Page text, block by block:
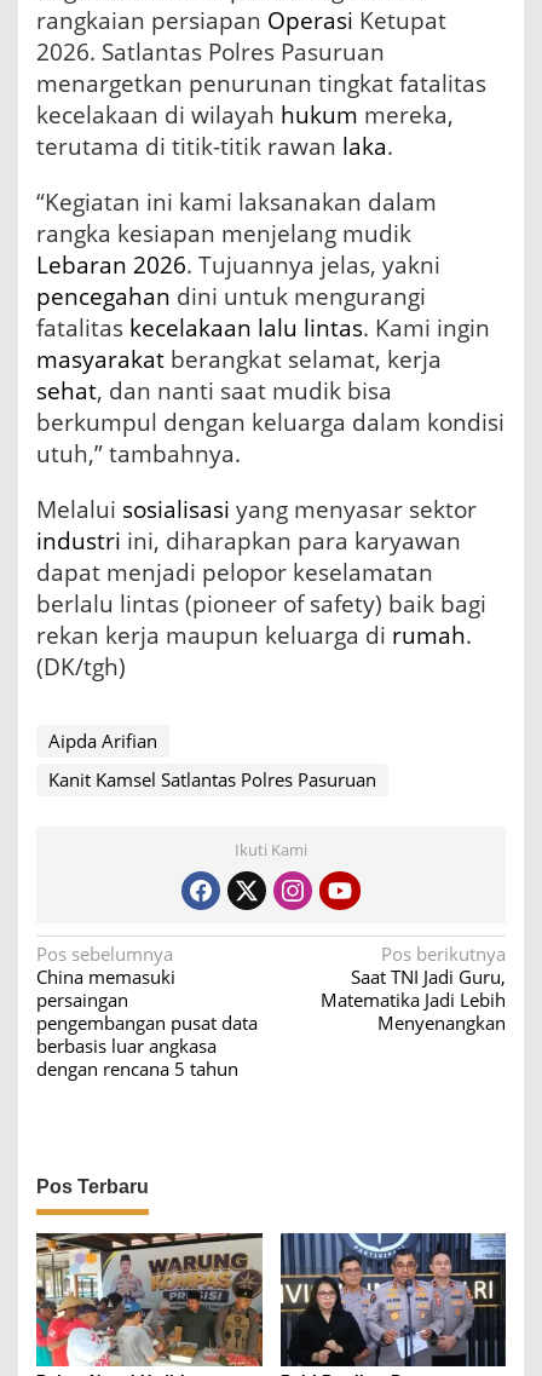
d
rangkaian persiapan Operasi Ketupat
2026. Satlantas Polres Pasuruan
menargetkan penurunan tingkat fatalitas
kecelakaan di wilayah hukum mereka,
terutama di titik-titik rawan laka.
“Kegiatan ini kami laksanakan dalam
rangka kesiapan menjelang mudik
Lebaran 2026. Tujuannya jelas, yakni
pencegahan dini untuk mengurangi
fatalitas kecelakaan lalu lintas. Kami ingin
masyarakat berangkat selamat, kerja
sehat, dan nanti saat mudik bisa
berkumpul dengan keluarga dalam kondisi
utuh,” tambahnya.
Melalui sosialisasi yang menyasar sektor
industri ini, diharapkan para karyawan
dapat menjadi pelopor keselamatan
berlalu lintas (pioneer of safety) baik bagi
rekan kerja maupun keluarga di rumah.
(DK/tgh)
Aipda Arifian
Kanit Kamsel Satlantas Polres Pasuruan
Ikuti Kami
N
a
v
i
i
p
o
s
Pos sebelumnya
China memasuki
persaingan
pengembangan pusat data
berbasis luar angkasa
dengan rencana 5 tahun
Pos berikutnya
Saat TNI Jadi Guru,
Matematika Jadi Lebih
Menyenangkan
Pos Terbaru